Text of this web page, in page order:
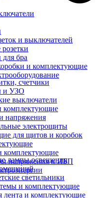
и выключателей
бра
и комплектующие
счетчики
и УЗО
выключатели
комплектующие
напряжения
электрощиты
для щитов и коробок
комплектующие
напряжения и ИБП
лампы освещения
светильники
и комплектующие
лента и комплектующие